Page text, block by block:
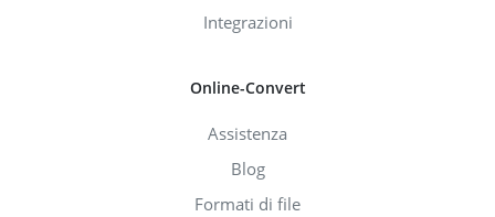
Integrazioni
Online-Convert
Assistenza
Blog
Formati di file